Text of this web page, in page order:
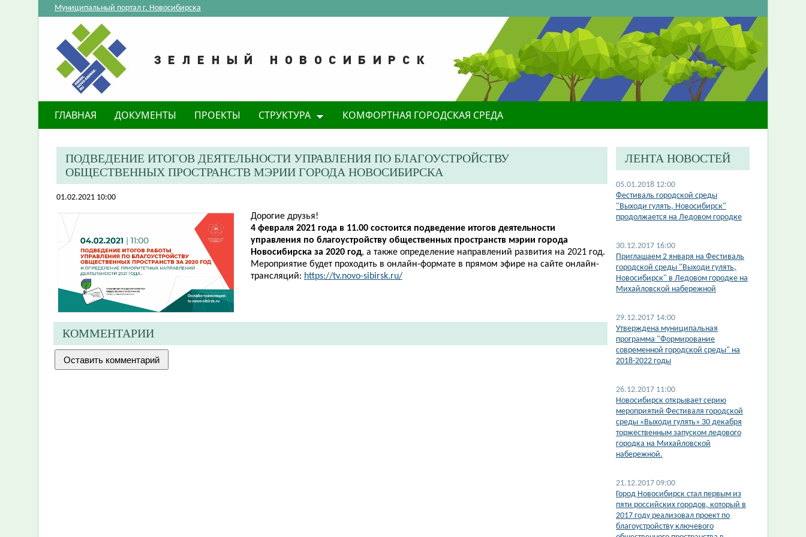
Муниципальный портал г. Новосибирска
ГЛАВНАЯ ДОКУМЕНТЫ ПРОЕКТЫ СТРУКТУРА КОМФОРТНАЯ ГОРОДСКАЯ СРЕДА
ПОДВЕДЕНИЕ ИТОГОВ ДЕЯТЕЛЬНОСТИ УПРАВЛЕНИЯ ПО БЛАГОУСТРОЙСТВУ
ОБЩЕСТВЕННЫХ ПРОСТРАНСТВ МЭРИИ ГОРОДА НОВОСИБИРСКА
01.02.2021 10:00
Дорогие друзья!
4 февраля 2021 года в 11.00 состоится подведение итогов деятельности
управления по благоустройству общественных пространств мэрии города
Новосибирска за 2020 год, а также определение направлений развития на 2021 год.
Мероприятие будет проходить в онлайн-формате в прямом эфире на сайте онлайн-
трансляций: https://tv.novo-sibirsk.ru/
КОММЕНТАРИИ
ЛЕНТА НОВОСТЕЙ
05.01.2018 12:00
Фестиваль городской среды
"Выходи гулять, Новосибирск"
продолжается на Ледовом городке
30.12.2017 16:00
Приглашаем 2 января на Фестиваль
городской среды "Выходи гулять,
Новосибирск" в Ледовом городке на
Михайловской набережной
29.12.2017 14:00
Утверждена муниципальная
программа "Формирование
современной городской среды" на
2018-2022 годы
26.12.2017 11:00
Новосибирск открывает серию
мероприятий Фестиваля городской
среды «Выходи гулять» 30 декабря
торжественным запуском ледового
городка на Михайловской
набережной.
21.12.2017 09:00
Город Новосибирск стал первым из
пяти российских городов, который в
2017 году реализовал проект по
благоустройству ключевого